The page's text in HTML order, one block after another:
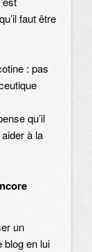
faut être
: pas
qu’il
à la
un
blog en lui